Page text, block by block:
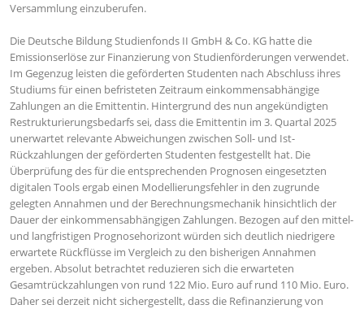
Versammlung einzuberufen.
Die Deutsche Bildung Studienfonds II GmbH & Co. KG hatte die
Emissionserlöse zur Finanzierung von Studienförderungen verwendet.
Im Gegenzug leisten die geförderten Studenten nach Abschluss ihres
Studiums für einen befristeten Zeitraum einkommensabhängige
Zahlungen an die Emittentin. Hintergrund des nun angekündigten
Restrukturierungsbedarfs sei, dass die Emittentin im 3. Quartal 2025
unerwartet relevante Abweichungen zwischen Soll- und Ist-
Rückzahlungen der geförderten Studenten festgestellt hat. Die
Überprüfung des für die entsprechenden Prognosen eingesetzten
digitalen Tools ergab einen Modellierungsfehler in den zugrunde
gelegten Annahmen und der Berechnungsmechanik hinsichtlich der
Dauer der einkommensabhängigen Zahlungen. Bezogen auf den mittel-
und langfristigen Prognosehorizont würden sich deutlich niedrigere
erwartete Rückflüsse im Vergleich zu den bisherigen Annahmen
ergeben. Absolut betrachtet reduzieren sich die erwarteten
Gesamtrückzahlungen von rund 122 Mio. Euro auf rund 110 Mio. Euro.
Daher sei derzeit nicht sichergestellt, dass die Refinanzierung von